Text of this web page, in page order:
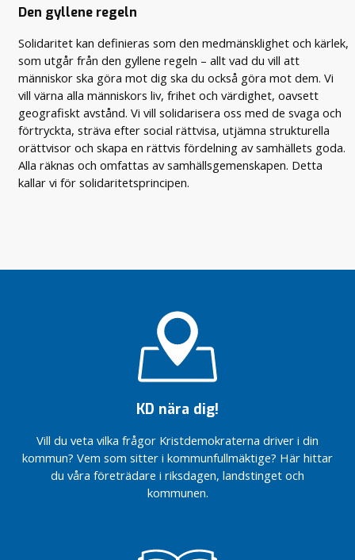
Den gyllene regeln
Solidaritet kan definieras som den medmänsklighet och kärlek,
som utgår från den gyllene regeln – allt vad du vill att
människor ska göra mot dig ska du också göra mot dem. Vi
vill värna alla människors liv, frihet och värdighet, oavsett
geografiskt avstånd. Vi vill solidarisera oss med de svaga och
förtryckta, sträva efter social rättvisa, utjämna strukturella
orättvisor och skapa en rättvis fördelning av samhällets goda.
Alla räknas och omfattas av samhällsgemenskapen. Detta
kallar vi för solidaritetsprincipen.
KD nära dig!
Vill du veta vilka frågor Kristdemokraterna driver i din
kommun? Vem som sitter i kommunfullmäktige? Här hittar
du våra företrädare i riksdagen, landstinget och
kommunen.